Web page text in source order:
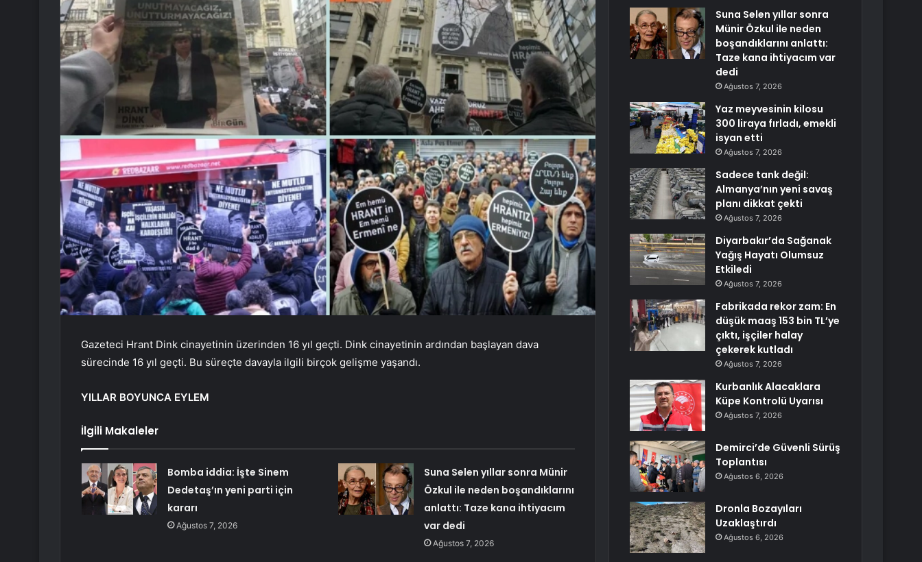
Gazeteci Hrant Dink cinayetinin üzerinden 16 yıl geçti. Dink cinayetinin ardından başlayan dava
sürecinde 16 yıl geçti. Bu süreçte davayla ilgili birçok gelişme yaşandı.
YILLAR BOYUNCA EYLEM
İlgili Makaleler
Bomba iddia: İşte Sinem
Dedetaş’ın yeni parti için
kararı
Ağustos 7, 2026
Suna Selen yıllar sonra Münir
Özkul ile neden boşandıklarını
anlattı: Taze kana ihtiyacım
var dedi
Ağustos 7, 2026
Suna Selen yıllar sonra
Münir Özkul ile neden
boşandıklarını anlattı:
Taze kana ihtiyacım var
dedi
Ağustos 7, 2026
Yaz meyvesinin kilosu
300 liraya fırladı, emekli
isyan etti
Ağustos 7, 2026
Sadece tank değil:
Almanya’nın yeni savaş
planı dikkat çekti
Ağustos 7, 2026
Diyarbakır’da Sağanak
Yağış Hayatı Olumsuz
Etkiledi
Ağustos 7, 2026
Fabrikada rekor zam: En
düşük maaş 153 bin TL’ye
çıktı, işçiler halay
çekerek kutladı
Ağustos 7, 2026
Kurbanlık Alacaklara
Küpe Kontrolü Uyarısı
Ağustos 7, 2026
Demirci’de Güvenli Sürüş
Toplantısı
Ağustos 6, 2026
Dronla Bozayıları
Uzaklaştırdı
Ağustos 6, 2026